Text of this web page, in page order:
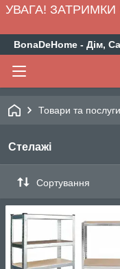
УВАГА!
BonaDeHome - Дім,
Товари та послуги
Стелажі
Сортування